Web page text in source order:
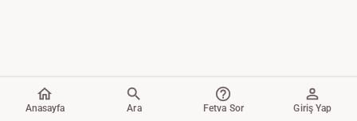
Anasayfa Ara Fetva Sor Giriş Yap